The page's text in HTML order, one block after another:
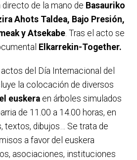
de la mano de Basauriko
Ahots Taldea, Bajo Presión,
y Atsekabe. Tras el acto se
Elkarrekin-Together.
del Día Internacional del
la colocación de diversos
euskeraen árboles simulados
de 11.00 a 14.00 horas, en
textos, dibujos… Se trata de
a favor del euskera
asociaciones, instituciones